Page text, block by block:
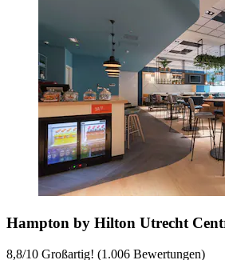
Hampton by Hilton Utrecht
8,8/10 Großartig! (1.006 Bewertungen)